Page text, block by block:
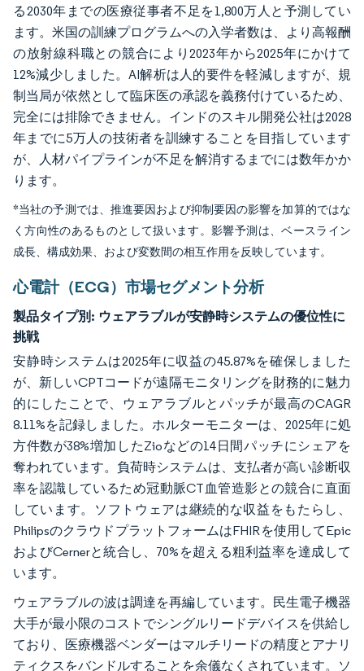
る2030年までの医療従事者不足を1,800万人と予測してい
ます。米国の訓練プログラムへの入学者数は、より高報酬
の放射線科職との競合により2023年から2025年にかけて
12%減少しました。AI解析は人的要件を軽減しますが、規
制当局が依然として臨床医の承認を義務付けているため、
完全には排除できません。インドのスキル開発公社は2028
年までに5万人の技術者を訓練することを目指しています
が、人材パイプラインが不足を解消するまでには数年かか
ります。
*当社の予測では、推進要因および抑制要因の影響を加算的ではな
く方向性のあるものとして扱います。影響予測は、ベースライン
成長、構成効果、および変数間の相互作用を反映しています。
心電計（ECG）市場セグメント分析
製品タイプ別: ウェアラブルが安静時システムの優位性に
挑戦
安静時システムは2025年に収益の45.87%を確保しました
が、新しいCPTコードが遠隔モニタリングを財務的に魅力
的にしたことで、ウェアラブルとパッチが最高のCAGR
8.11%を記録しました。ホルターモニターは、2025年に処
方件数が38%増加したZioなどの14日間パッチにシェアを
奪われています。負荷時システムは、支払者が高い診断収
率を認識しているため冠動脈CT血管造影との競合に直面
しています。ソフトウェアは継続的な収益をもたらし、
PhilipsのクラウドプラットフォームはFHIRを使用してEpic
およびCernerと統合し、70%を超える粗利益率を達成して
います。
ウェアラブルの波は調達を再編しています。民生電子機器
大手が最小限のコストでシングルリードデバイスを供給し
ており、医療機器ベンダーはマルチリードの精度とアナリ
ティクスをバンドルすることを余儀なくされています。ソ